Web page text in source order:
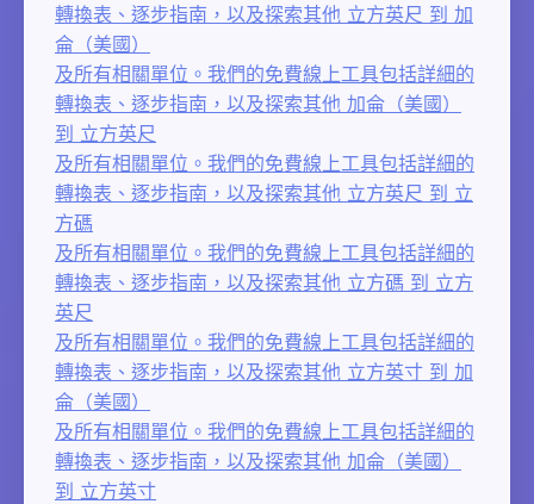
轉換表、逐步指南，以及探索其他 立方英尺 到 加
侖（美國）
及所有相關單位。我們的免費線上工具包括詳細的
轉換表、逐步指南，以及探索其他 加侖（美國）
到 立方英尺
及所有相關單位。我們的免費線上工具包括詳細的
轉換表、逐步指南，以及探索其他 立方英尺 到 立
方碼
及所有相關單位。我們的免費線上工具包括詳細的
轉換表、逐步指南，以及探索其他 立方碼 到 立方
英尺
及所有相關單位。我們的免費線上工具包括詳細的
轉換表、逐步指南，以及探索其他 立方英寸 到 加
侖（美國）
及所有相關單位。我們的免費線上工具包括詳細的
轉換表、逐步指南，以及探索其他 加侖（美國）
到 立方英寸